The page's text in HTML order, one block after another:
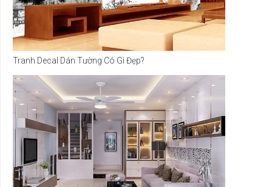
Tranh Decal Dán Tường Có Gì Đẹp?